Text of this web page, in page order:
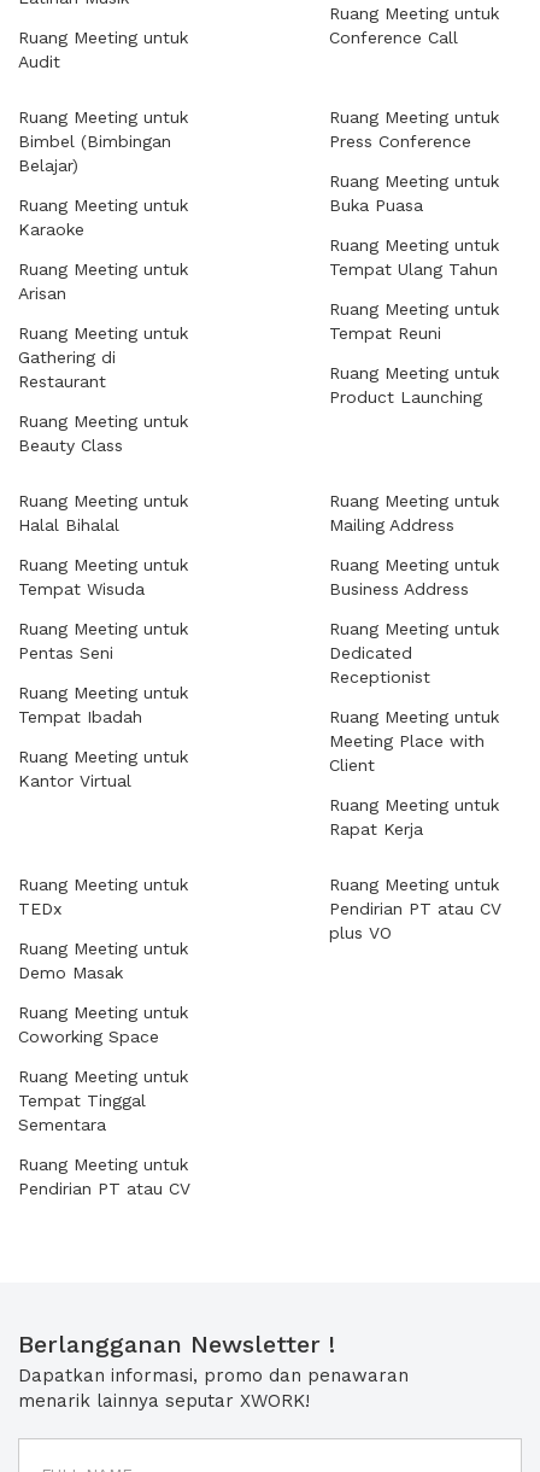
Ruang Meeting untuk
Audit
Ruang Meeting untuk
Conference Call
Ruang Meeting untuk
Bimbel (Bimbingan
Belajar)
Ruang Meeting untuk
Karaoke
Ruang Meeting untuk
Arisan
Ruang Meeting untuk
Gathering di
Restaurant
Ruang Meeting untuk
Beauty Class
Ruang Meeting untuk
Press Conference
Ruang Meeting untuk
Buka Puasa
Ruang Meeting untuk
Tempat Ulang Tahun
Ruang Meeting untuk
Tempat Reuni
Ruang Meeting untuk
Product Launching
Ruang Meeting untuk
Halal Bihalal
Ruang Meeting untuk
Tempat Wisuda
Ruang Meeting untuk
Pentas Seni
Ruang Meeting untuk
Tempat Ibadah
Ruang Meeting untuk
Kantor Virtual
Ruang Meeting untuk
Mailing Address
Ruang Meeting untuk
Business Address
Ruang Meeting untuk
Dedicated
Receptionist
Ruang Meeting untuk
Meeting Place with
Client
Ruang Meeting untuk
Rapat Kerja
Ruang Meeting untuk
TEDx
Ruang Meeting untuk
Demo Masak
Ruang Meeting untuk
Coworking Space
Ruang Meeting untuk
Tempat Tinggal
Sementara
Ruang Meeting untuk
Pendirian PT atau CV
Ruang Meeting untuk
Pendirian PT atau CV
plus VO
Berlangganan Newsletter !
Dapatkan informasi, promo dan penawaran
menarik lainnya seputar XWORK!